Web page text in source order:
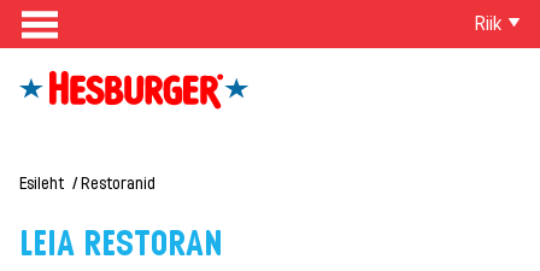
Riik
Esileht Restoranid
LEIA RESTORAN